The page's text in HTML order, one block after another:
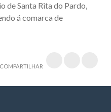
de Santa Rita do Pardo,
á comarca de
COMPARTILHAR